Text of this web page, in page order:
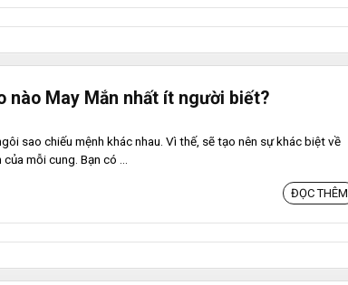
nào May Mắn nhất ít người biết?
sao chiếu mệnh khác nhau. Vì thế, sẽ tạo nên sự khác biệt về
mỗi cung. Bạn có ...
ĐỌC THÊM